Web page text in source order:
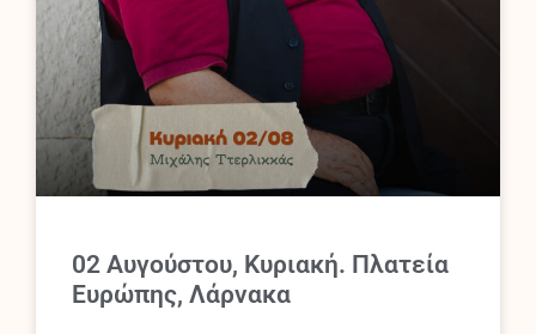
02 Αυγούστου, Κυριακή. Πλατεία
Ευρώπης, Λάρνακα